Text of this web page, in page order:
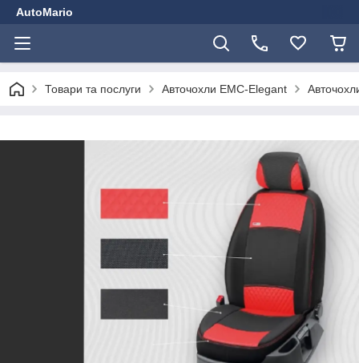
AutoMario
Товари та послуги Авточохли EMC-Elegant